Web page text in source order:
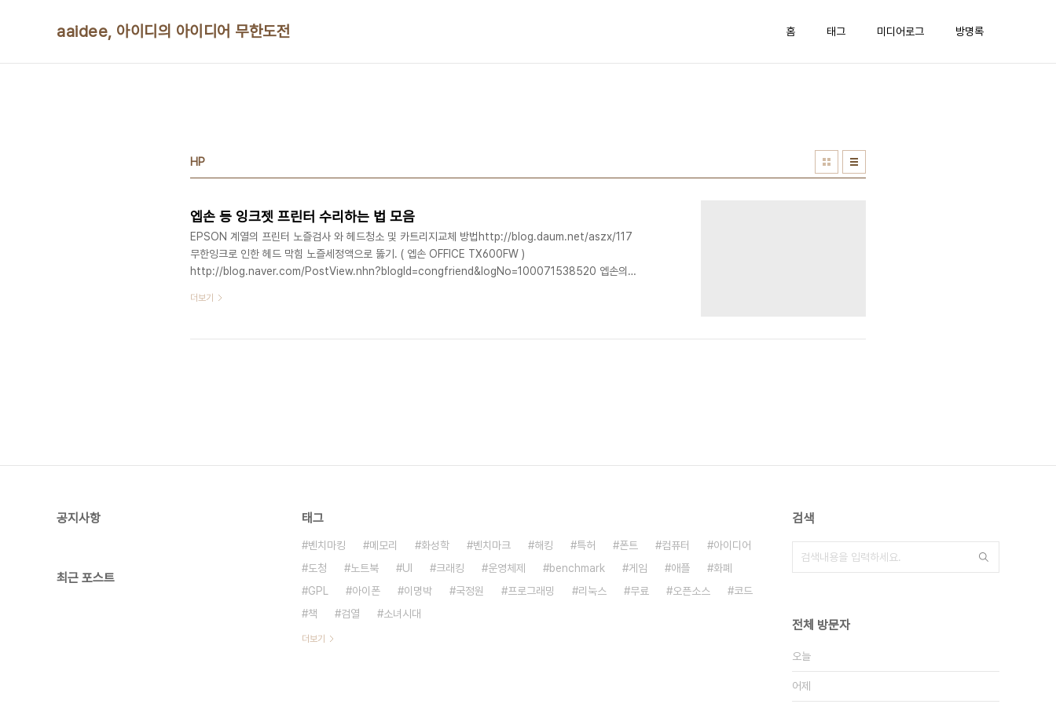
aaidee, 아이디의 아이디어 무한도전 홈 태그 미디어로그 방명록
HP
엡손 등 잉크젯 프린터 수리하는 법 모음
EPSON 계열의 프린터 노즐검사 와 헤드청소 및 카트리지교체 방법http://blog.daum.net/aszx/117
무한잉크로 인한 헤드 막힘 노즐세정액으로 뚫기. ( 엡손 OFFICE TX600FW )
http://blog.naver.com/PostView.nhn?blogId=congfriend&logNo=100071538520 엡손의
손)http://todaki.tistory.com/1886 폐잉크통, 만들어 봅시다! http://todaki.tistory.com/1785
더보기
공지사항
최근 포스트
태그
벤치마킹 메모리 화성학 벤치마크 해킹 특허 폰트 컴퓨터
아이디어
도청
노트북 UI 크래킹 운영체제 benchmark 게임 애플
화폐
GPL
아이폰 이명박 국정원 프로그래밍 리눅스 무료 오픈소스
코드
책
검열 소녀시대
더보기
검색
전체 방문자
오늘
어제